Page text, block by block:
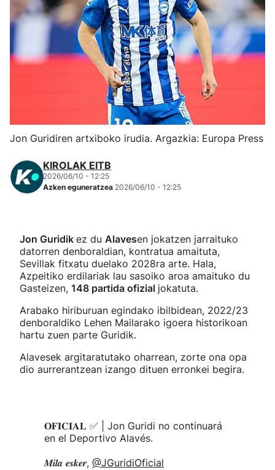
Herri-kirolak
Eskubaloia
Kirol gehiago
Jon Guridiren artxiboko irudia. Argazkia: Europa Press
KIROLAK EITB
2026/06/10 - 12:25
Azken eguneratzea 2026/06/10 - 12:25
Jon Guridik ez du Alavesen jokatzen jarraituko
datorren denboraldian, kontratua amaituta,
Sevillak fitxatu duelako 2028ra arte. Hala,
Azpeitiko erdilariak lau sasoiko aroa amaituko du
Gasteizen, 148 partida ofizial jokatuta.
Arabako hiriburuan egindako ibilbidean, 2022/23
denboraldiko Lehen Mailarako igoera historikoan
hartu zuen parte Guridik.
Alavesek argitaratutako oharrean, zorte ona opa
dio aurrerantzean izango dituen erronkei begira.
𝐎𝐅𝐈𝐂𝐈𝐀𝐋 ✅ | Jon Guridi no continuará
en el Deportivo Alavés.
𝑴𝒊𝒍𝒂 𝒆𝒔𝒌𝒆𝒓, @JGuridiOficial